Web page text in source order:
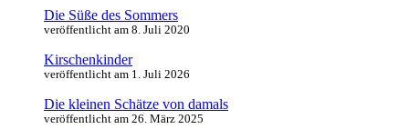
Die Süße des Sommers
veröffentlicht am 8. Juli 2020
Kirschenkinder
veröffentlicht am 1. Juli 2026
Die kleinen Schätze von damals
veröffentlicht am 26. März 2025